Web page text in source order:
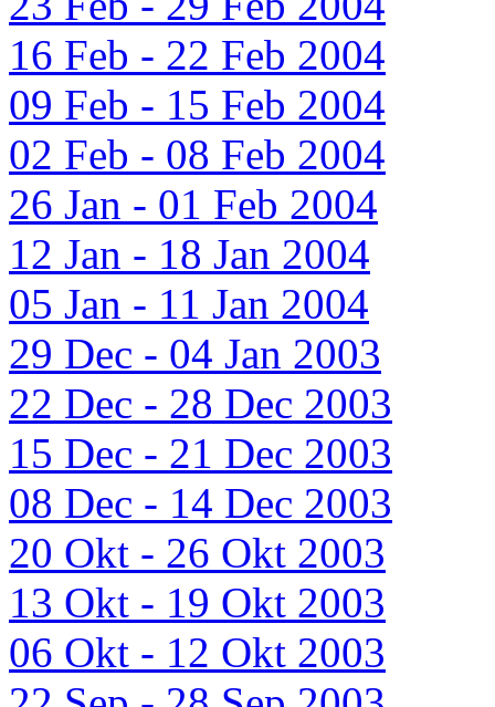
16 Feb - 22 Feb 2004
09 Feb - 15 Feb 2004
02 Feb - 08 Feb 2004
26 Jan - 01 Feb 2004
12 Jan - 18 Jan 2004
05 Jan - 11 Jan 2004
29 Dec - 04 Jan 2003
22 Dec - 28 Dec 2003
15 Dec - 21 Dec 2003
08 Dec - 14 Dec 2003
20 Okt - 26 Okt 2003
13 Okt - 19 Okt 2003
06 Okt - 12 Okt 2003